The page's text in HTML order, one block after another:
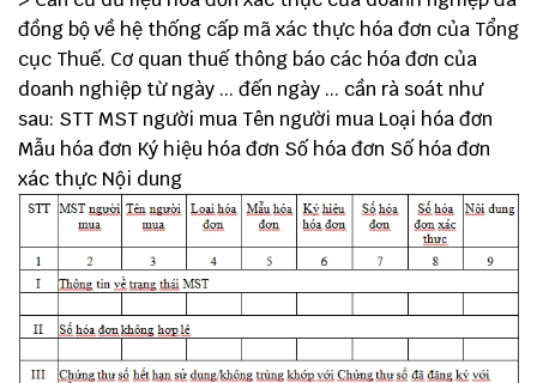
đồng bộ về hệ thống cấp mã xác thực hóa đơn của Tổng
cục Thuế. Cơ quan thuế thông báo các hóa đơn của
doanh nghiệp từ ngày ... đến ngày ... cần rà soát như
sau: STT MST người mua Tên người mua Loại hóa đơn
Mẫu hóa đơn Ký hiệu hóa đơn Số hóa đơn Số hóa đơn
xác thực Nội dung